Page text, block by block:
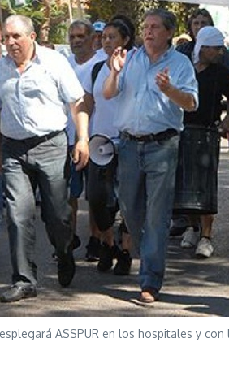
ASSPUR en los hospitales y